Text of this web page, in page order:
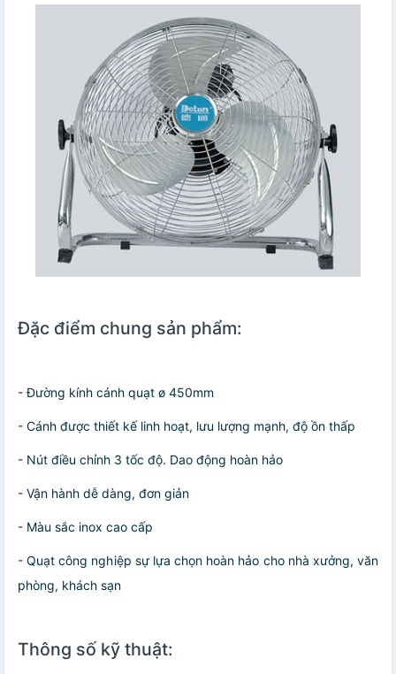
Đặc điểm chung sản phẩm:
- Đường kính cánh quạt ø 450mm
- Cánh được thiết kế linh hoạt, lưu lượng mạnh, độ ồn thấp
- Nút điều chỉnh 3 tốc độ. Dao động hoàn hảo
- Vận hành dễ dàng, đơn giản
- Màu sắc inox cao cấp
- Quạt công nghiệp sự lựa chọn hoàn hảo cho nhà xưởng, văn
phòng, khách sạn
Thông số kỹ thuật: